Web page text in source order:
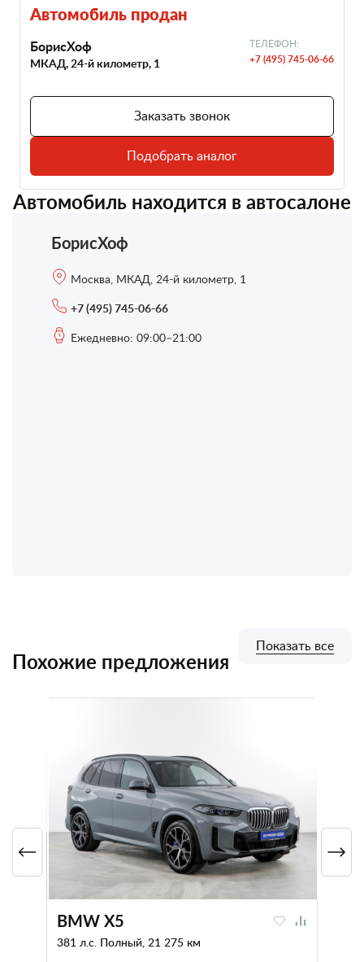
Автомобиль продан
БорисХоф
МКАД, 24-й километр, 1
ТЕЛЕФОН:
+7 (495) 745-06-66
Заказать звонок
Подобрать аналог
Автомобиль находится в автосалоне
БорисХоф
Москва, МКАД, 24-й километр, 1
+7 (495) 745-06-66
Ежедневно: 09:00–21:00
Похожие предложения
BMW X5
381 л.с. Полный, 21 275 км
Показать все